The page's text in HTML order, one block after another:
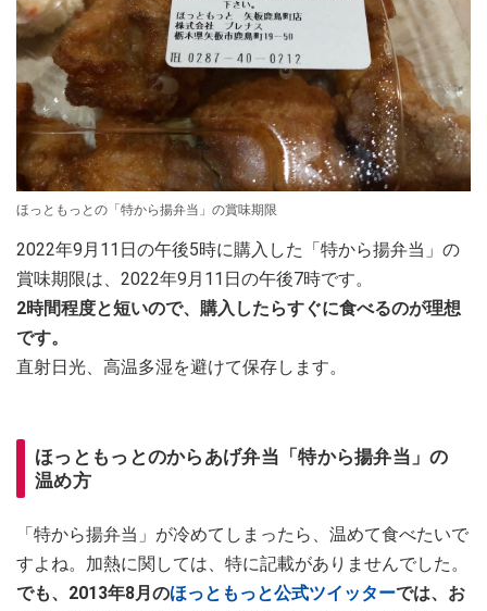
ほっともっとの「特から揚弁当」の賞味期限
2022年9月11日の午後5時に購入した「特から揚弁当」の
賞味期限は、2022年9月11日の午後7時です。
2時間程度と短いので、購入したらすぐに食べるのが理想
です。
直射日光、高温多湿を避けて保存します。
ほっともっとのからあげ弁当「特から揚弁当」の
温め方
「特から揚弁当」が冷めてしまったら、温めて食べたいで
すよね。加熱に関しては、特に記載がありませんでした。
でも、2013年8月のほっともっと公式ツイッターでは、お